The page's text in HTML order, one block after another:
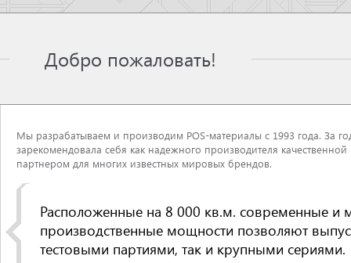
Добро пожаловать!
Мы разрабатываем и производим POS-материалы с 1993 года. За
зарекомендовала себя как надежного производителя
партнером для многих известных мировых брендов.
Расположенные на 8 000 кв.м. современные и
производственные мощности позволяют
тестовыми партиями, так и крупными сериями.